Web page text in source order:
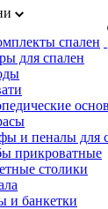
спален
для спален
и пеналы для
прикроватные
столики
и банкетки